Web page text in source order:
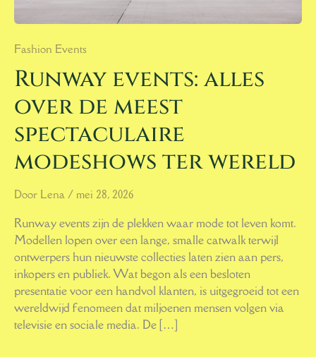
Fashion Events
Runway events: alles
over de meest
spectaculaire
modeshows ter wereld
Door Lena / mei 28, 2026
Runway events zijn de plekken waar mode tot leven komt.
Modellen lopen over een lange, smalle catwalk terwijl
ontwerpers hun nieuwste collecties laten zien aan pers,
inkopers en publiek. Wat begon als een besloten
presentatie voor een handvol klanten, is uitgegroeid tot een
wereldwijd fenomeen dat miljoenen mensen volgen via
televisie en sociale media. De […]